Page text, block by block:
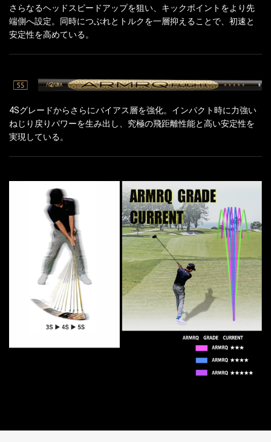
さらなるヘッドスピードアップを狙い、キックポイントをより先
端側へ設定。同時につぶれとトルクを一層抑えることで、初速と
安定性を高めている。
4Sグレードからさらにバイアス層を強化。インパクト時に力強い
ねじり戻りパワーを生み出し、究極の飛距離性能と高い安定性を
実現している。